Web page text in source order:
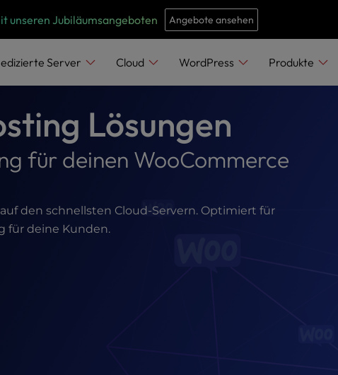
n
r
e
a
e
r
s
unseren Jubiläumsangeboten Angebote ansehen
Server Cloud WordPress Produkte
Lösungen
für deinen WooCommerce
den schnellsten Cloud-Servern. Optimiert für
für deine Kunden.